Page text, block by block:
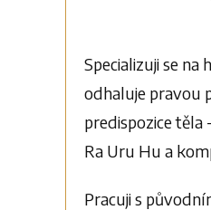
Specializuji se
odhaluje pravou
predispozice
Ra Uru Hu a
Pracuji s